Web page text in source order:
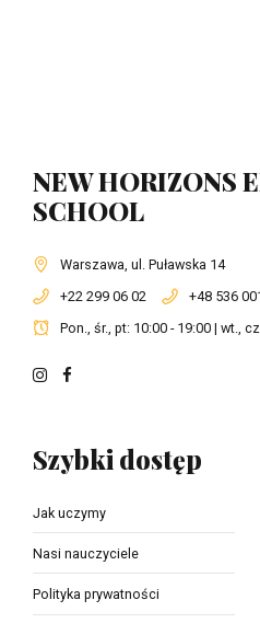
NEW HORIZONS
SCHOOL
Warszawa, ul. Puławska 14
+22 299 06 02
+48 536
Pon., śr., pt: 10:00 - 19:00 | wt.,
Szybki dostęp
Jak uczymy
Nasi nauczyciele
Polityka prywatności